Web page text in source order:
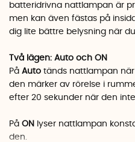
batteridrivna nattlampan är
men kan även fästas på
dig lite bättre belysning när
Två lägen: Auto och ON
På Auto tänds nattlampan
den märker av rörelse i
efter 20 sekunder när den
På ON
lyser nattlampan
den.